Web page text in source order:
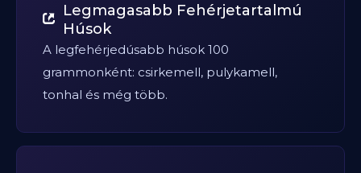
Legmagasabb Fehérjetartalmú
Húsok
A legfehérjedúsabb húsok 100
grammonként: csirkemell, pulykamell,
tonhal és még több.